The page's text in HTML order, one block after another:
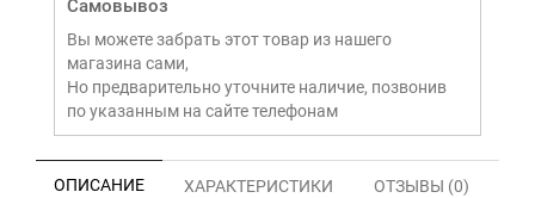
Самовывоз
Вы можете забрать этот товар из нашего
магазина сами,
Но предварительно уточните наличие, позвонив
по указанным на сайте телефонам
ОПИСАНИЕ ХАРАКТЕРИСТИКИ ОТЗЫВЫ (0)